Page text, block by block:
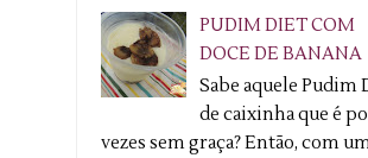
PUDIM DIET COM
DOCE DE BANANA
Sabe aquele Pudim
de caixinha que é
vezes sem graça? Então, com